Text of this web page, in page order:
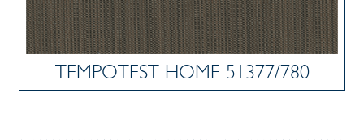
TEMPOTEST HOME 51377/780